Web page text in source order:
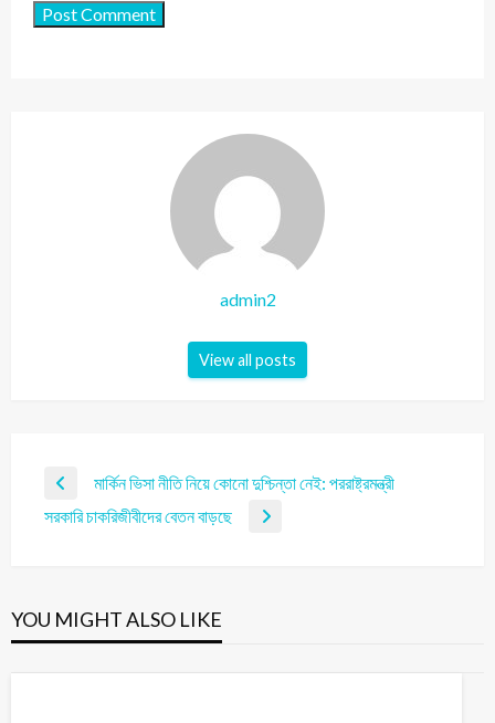
admin2
View all posts
মার্কিন ভিসা নীতি নিয়ে কোনো দুশ্চিন্তা নেই: পররাষ্ট্রমন্ত্রী
সরকারি চাকরিজীবীদের বেতন বাড়ছে
YOU MIGHT ALSO LIKE